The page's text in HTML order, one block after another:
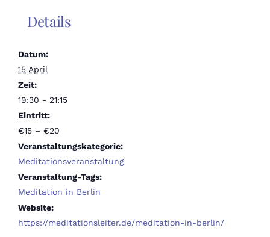
Details
Datum:
15 April
Zeit:
19:30 - 21:15
Eintritt:
€15 – €20
Veranstaltungskategorie:
Meditationsveranstaltung
Veranstaltung-Tags:
Meditation in Berlin
Website:
https://meditationsleiter.de/meditation-in-berlin/